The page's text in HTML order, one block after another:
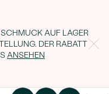
AUF LAGER
DER RABATT
ANSEHEN